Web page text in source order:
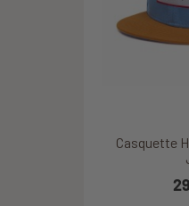
Casquette